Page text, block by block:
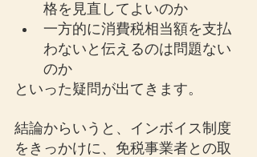
格を見直してよいのか
一方的に消費税相当額を支払
わないと伝えるのは問題ない
のか
といった疑問が出てきます。
結論からいうと、インボイス制度
をきっかけに、免税事業者との取